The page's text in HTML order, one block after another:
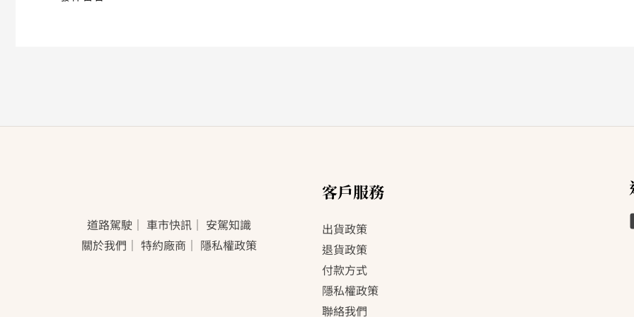
道路駕駛 ｜ 車市快訊｜ 安駕知識
關於我們 ｜ 特約廠商 ｜ 隱私權政策
客戶服務
出貨政策
退貨政策
付款方式
隱私權政策
聯絡我們